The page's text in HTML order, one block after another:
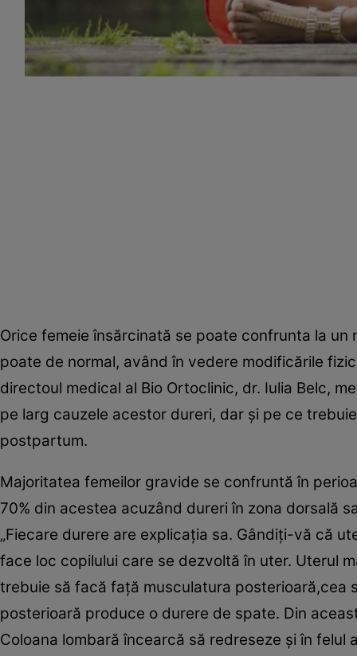
Orice femeie însărcinată se poate confrunta la
poate de normal, având în vedere modificările
directoul medical al Bio Ortoclinic, dr. Iulia Belc,
pe larg cauzele acestor dureri, dar şi pe ce
postpartum.
Majoritatea femeilor gravide se confruntă în
70% din acestea acuzând dureri în zona dorsală
„Fiecare durere are explicaţia sa. Gândiţi-vă că
face loc copilului care se dezvoltă în uter. Uterul
trebuie să facă faţă musculatura posterioară,cea
posterioară produce o durere de spate. Din
Coloana lombară încearcă să redreseze şi în